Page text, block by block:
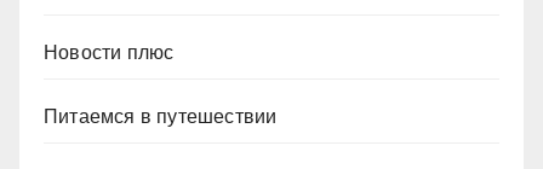
Новости плюс
Питаемся в путешествии